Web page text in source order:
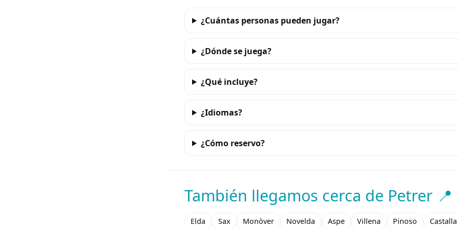
¿Cuántas personas pueden jugar?
¿Dónde se juega?
¿Qué incluye?
¿Idiomas?
¿Cómo reservo?
También llegamos cerca de Petrer 📍
Elda Sax Monòver Novelda Aspe Villena Pinoso Castalla